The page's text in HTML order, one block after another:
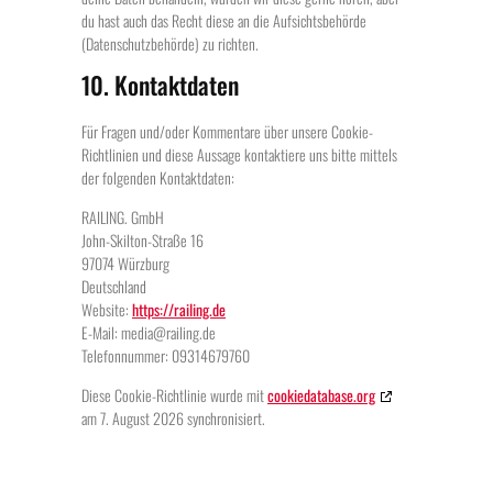
du hast auch das Recht diese an die Aufsichtsbehörde
(Datenschutzbehörde) zu richten.
10. Kontaktdaten
Für Fragen und/oder Kommentare über unsere Cookie-
Richtlinien und diese Aussage kontaktiere uns bitte mittels
der folgenden Kontaktdaten:
RAILING. GmbH
John-Skilton-Straße 16
97074 Würzburg
Deutschland
Website:https://railing.de
E-Mail:media@railing.de
Telefonnummer: 09314679760
Diese Cookie-Richtlinie wurde mitcookiedatabase.org
am 7. August 2026 synchronisiert.